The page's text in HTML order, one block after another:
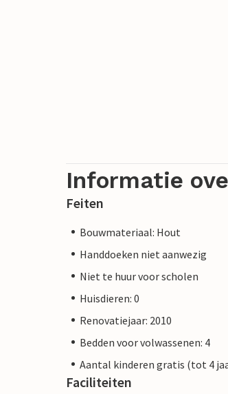
Informatie
Feiten
Bouwmateriaal: Hout
Handdoeken niet aanwezig
Niet te huur voor scholen
Huisdieren: 0
Renovatiejaar: 2010
Bedden voor volwassenen: 4
Aantal kinderen gratis (tot 4
Faciliteiten